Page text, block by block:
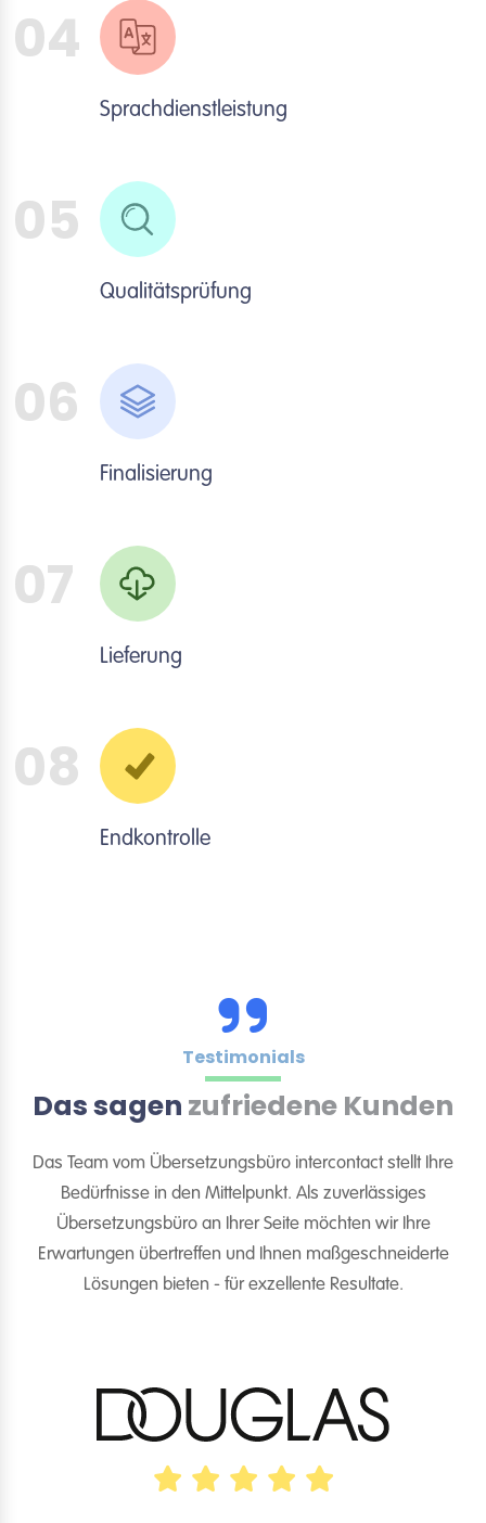
04
Sprachdienstleistung
05
Qualitätsprüfung
06
Finalisierung
07
Lieferung
08
Endkontrolle
Testimonials
Das sagen zufriedene Kunden
Das Team vom Übersetzungsbüro intercontact stellt Ihre
Bedürfnisse in den Mittelpunkt. Als zuverlässiges
Übersetzungsbüro an Ihrer Seite möchten wir Ihre
Erwartungen übertreffen und Ihnen maßgeschneiderte
Lösungen bieten - für exzellente Resultate.